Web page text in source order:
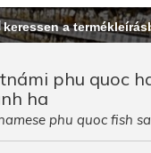
keressen a
phu quoc
ha
phu quoc fish